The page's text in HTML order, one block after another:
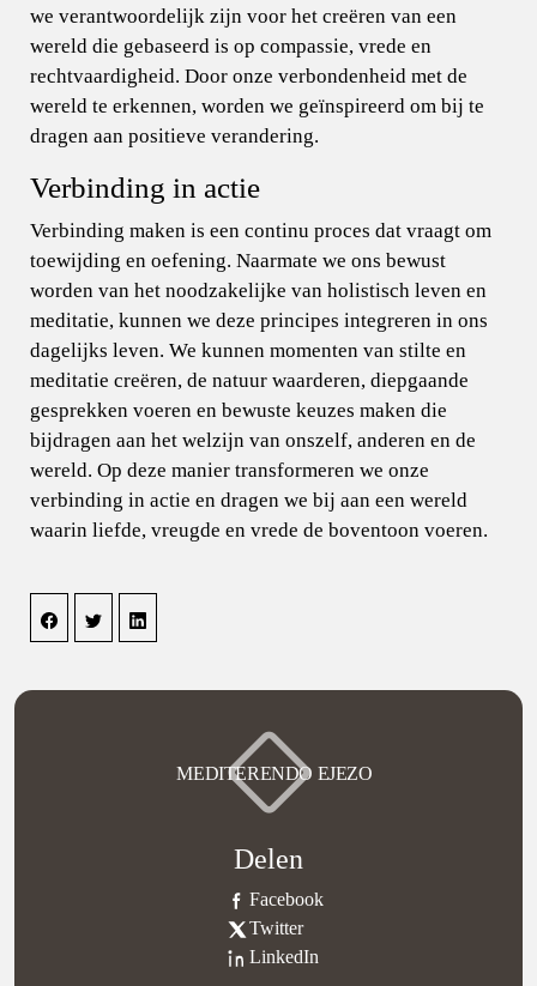
we verantwoordelijk zijn voor het creëren van een
wereld die gebaseerd is op compassie, vrede en
rechtvaardigheid. Door onze verbondenheid met de
wereld te erkennen, worden we geïnspireerd om bij te
dragen aan positieve verandering.
Verbinding in actie
Verbinding maken is een continu proces dat vraagt om
toewijding en oefening. Naarmate we ons bewust
worden van het noodzakelijke van holistisch leven en
meditatie, kunnen we deze principes integreren in ons
dagelijks leven. We kunnen momenten van stilte en
meditatie creëren, de natuur waarderen, diepgaande
gesprekken voeren en bewuste keuzes maken die
bijdragen aan het welzijn van onszelf, anderen en de
wereld. Op deze manier transformeren we onze
verbinding in actie en dragen we bij aan een wereld
waarin liefde, vreugde en vrede de boventoon voeren.
MEDITERENDO EJEZO
Delen
Facebook
Twitter
LinkedIn